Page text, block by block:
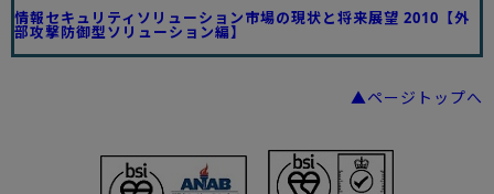
情報セキュリティソリューション市場の現状と将来展望 2010【外
部攻撃防御型ソリューション編】
▲ページトップへ